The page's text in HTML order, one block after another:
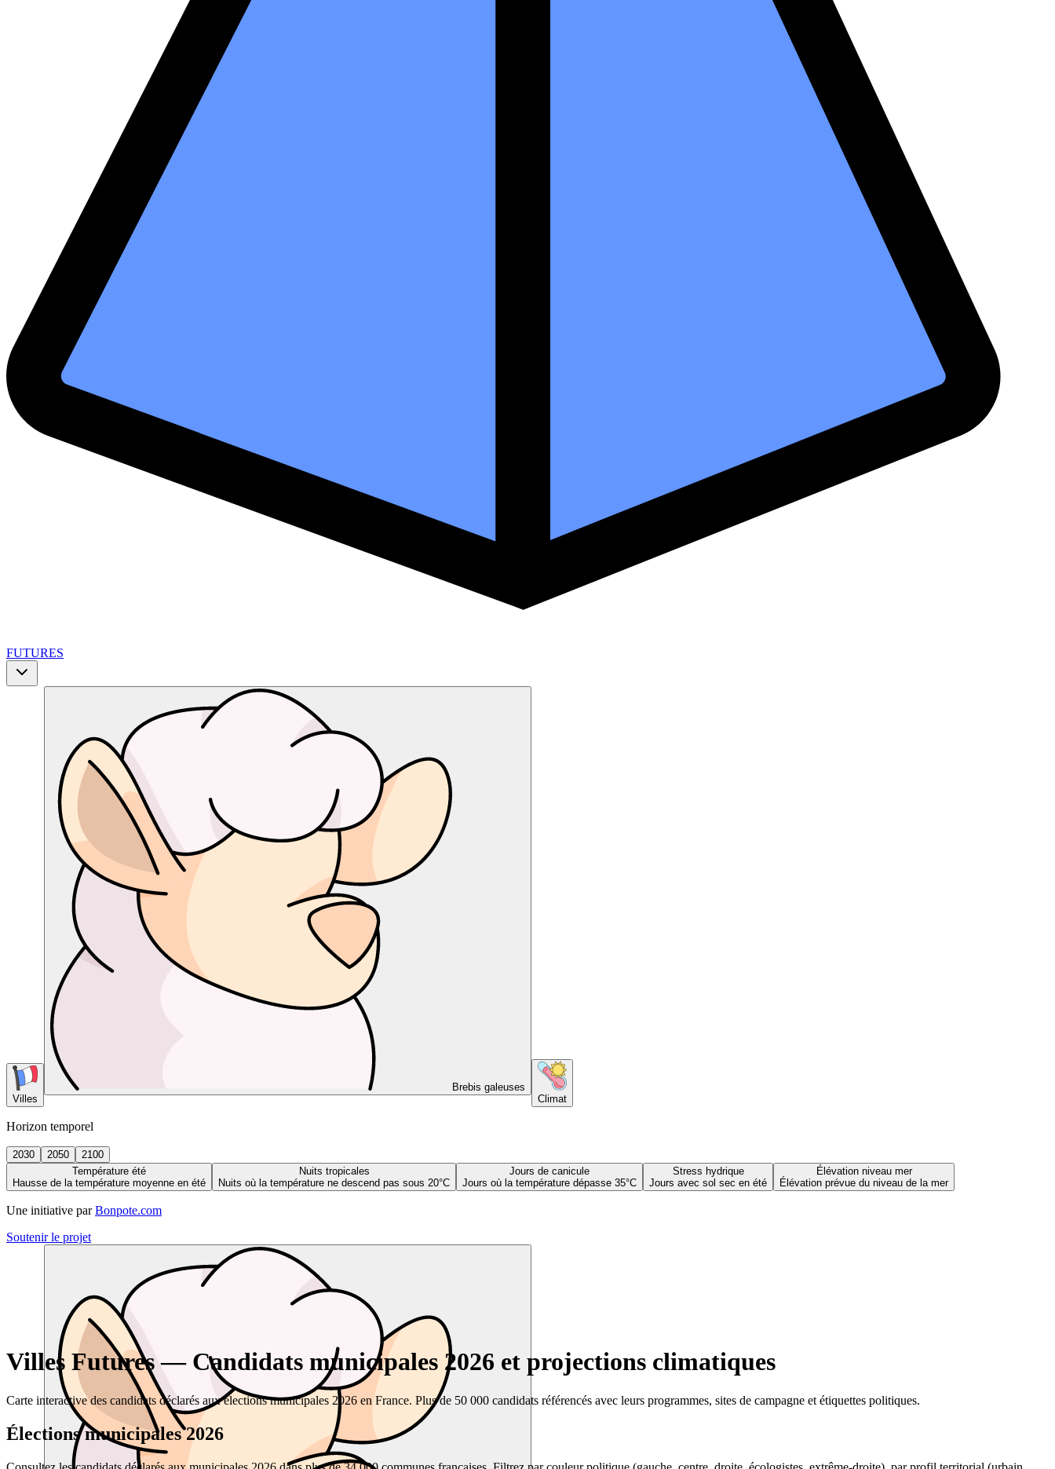
FUTURES
Villes
Brebis galeuses
Climat
Horizon temporel
2030 2050
2100
Température été
Hausse de la température moyenne en été
Nuits tropicales
Nuits où la température ne descend pas sous 20°C
Jours de canicule
Jours où la température dépasse 35°C
Stress hydrique
Jours avec sol sec en été
Élévation niveau mer
Élévation prévue du niveau de la mer
Une initiative par Bonpote.com
Soutenir le projet
Villes Futures — Candidats municipales 2026 et projections climatiques
Carte interactive des candidats déclarés aux élections municipales 2026 en France. Plus de 50 000 candidats référencés avec leurs programmes, sites de campagne et étiquettes politiques.
Élections municipales 2026